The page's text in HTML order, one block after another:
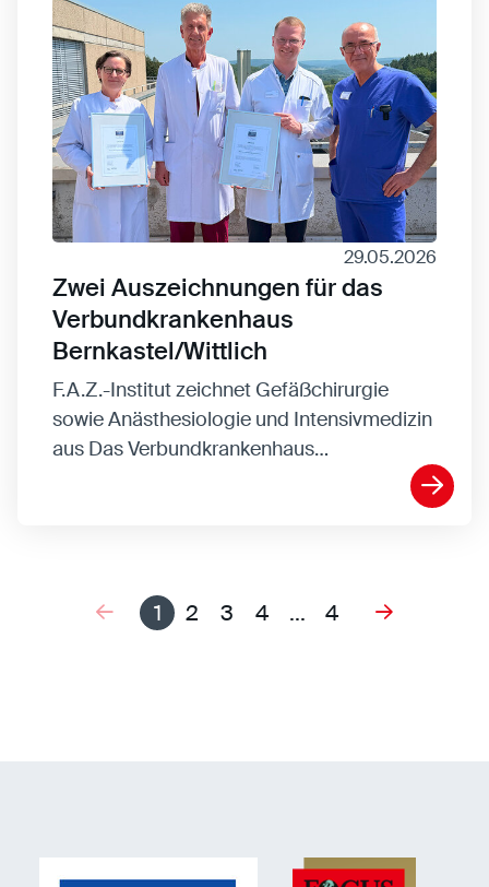
29.05.2026
Zwei Auszeichnungen für das
Verbundkrankenhaus
Bernkastel/Wittlich
F.A.Z.-Institut zeichnet Gefäßchirurgie
sowie Anästhesiologie und Intensivmedizin
aus Das Verbundkrankenhaus…
1 2 3 4 ... 4